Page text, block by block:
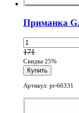
Приманка
171
Скидка 25%
Артикул: pr-66331